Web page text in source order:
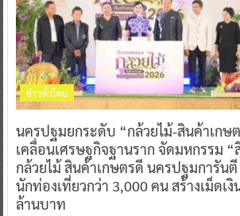
ข่าวทั่วไทย
นครปฐมยกระดับ “กล้วยไม้-สินค้าเก
เคลื่อนเศรษฐกิจฐานราก จัดมหกรรม
กล้วยไม้ สินค้าเกษตรดี นครปฐมการันตี
นักท่องเที่ยวกว่า 3,000 คน สร้างเม็ดเ
ล้านบาท